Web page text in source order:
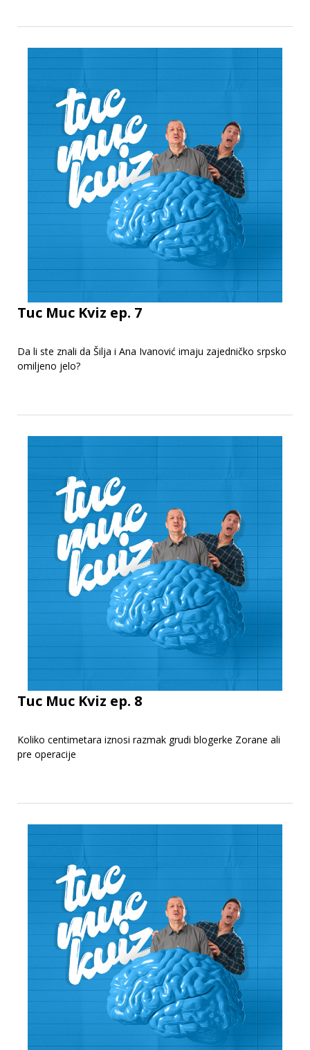
Tuc Muc Kviz ep. 7
Da li ste znali da Šilja i Ana Ivanović imaju zajedničko srpsko
omiljeno jelo?
Tuc Muc Kviz ep. 8
Koliko centimetara iznosi razmak grudi blogerke Zorane ali
pre operacije